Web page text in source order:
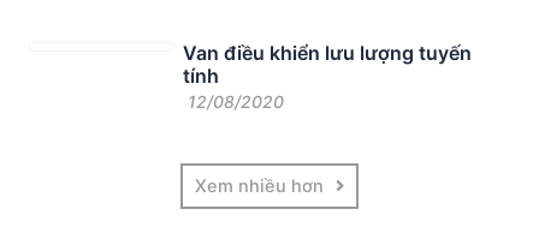
Van điều khiển lưu lượng tuyến
tính
12/08/2020
Xem nhiều hơn